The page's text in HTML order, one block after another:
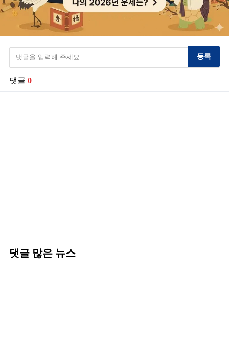
등록
댓글 0
댓글 많은 뉴스